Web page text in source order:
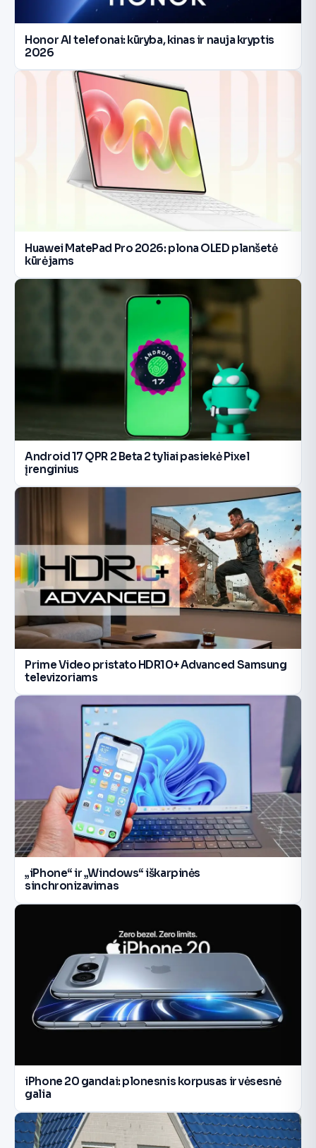
Honor AI telefonai: kūryba, kinas ir nauja kryptis
2026
Huawei MatePad Pro 2026: plona OLED planšetė
kūrėjams
Android 17 QPR 2 Beta 2 tyliai pasiekė Pixel
įrenginius
Prime Video pristato HDR10+ Advanced Samsung
televizoriams
„iPhone“ ir „Windows“ iškarpinės
sinchronizavimas
iPhone 20 gandai: plonesnis korpusas ir vėsesnė
galia